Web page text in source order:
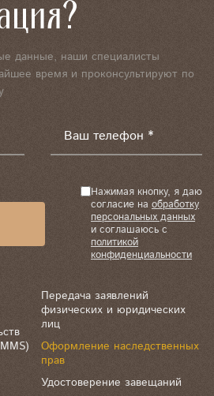
данные, наши специалисты
время и проконсультируют по
Ваш телефон *
Нажимая кнопку, я даю
согласие на обработку
персональных данных
и соглашаюсь с
политикой
конфиденциальности
Передача заявлений
физических и юридических
лиц
Оформление наследственных
прав
Удостоверение завещаний